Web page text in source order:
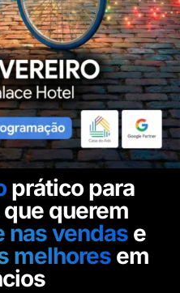
prático para
querem
vendase
melhoresem